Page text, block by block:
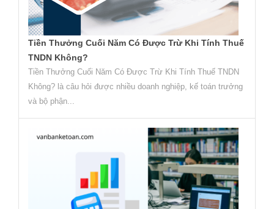
Tiền Thưởng Cuối Năm Có Được Trừ Khi Tính Thuế
TNDN Không?
Tiền Thưởng Cuối Năm Có Được Trừ Khi Tính Thuế TNDN
Không? là câu hỏi được nhiều doanh nghiệp, kế toán trưởng
và bộ phận...